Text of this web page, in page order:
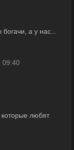
а у нас...
09:40
любят